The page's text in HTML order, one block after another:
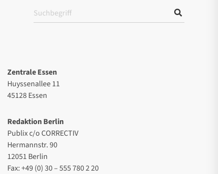
Zentrale Essen
Huyssenallee 11
45128 Essen
Redaktion Berlin
Publix c/o CORRECTIV
Hermannstr. 90
12051 Berlin
Fax: +49 (0) 30 – 555 780 2 20